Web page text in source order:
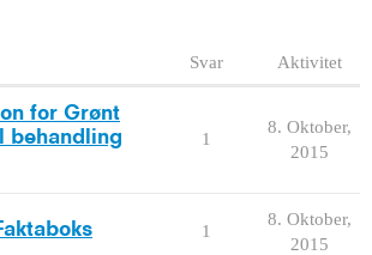
Svar Aktivitet
for Grønt
behandling
1
8. Oktober,
2015
1
8. Oktober,
2015